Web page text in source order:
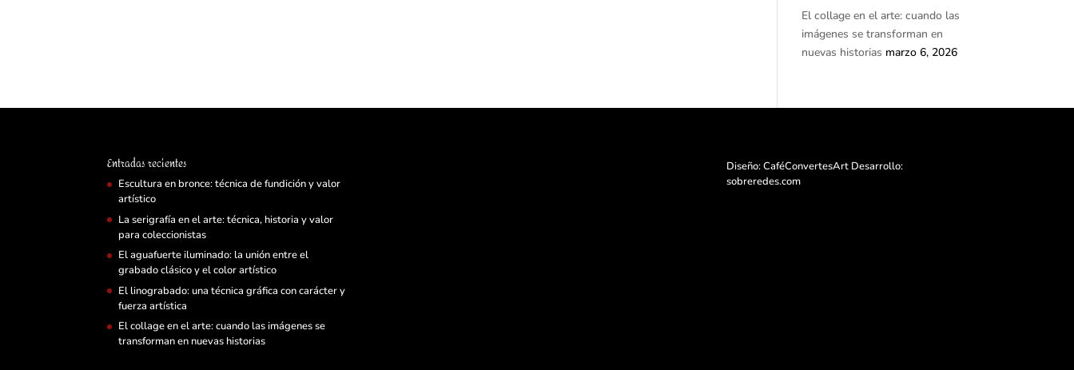
El collage en el arte: cuando las
imágenes se transforman en
nuevas historias marzo 6, 2026
Entradas recientes
Escultura en bronce: técnica de fundición y valor
artístico
La serigrafía en el arte: técnica, historia y valor
para coleccionistas
El aguafuerte iluminado: la unión entre el
grabado clásico y el color artístico
El linograbado: una técnica gráfica con carácter y
fuerza artística
El collage en el arte: cuando las imágenes se
transforman en nuevas historias
Diseño: CaféConvertesArt Desarrollo:
sobreredes.com